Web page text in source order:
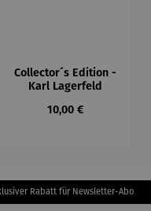
Collector´s Edition -
Karl Lagerfeld
Regulärer Preis:
10,00 €
Rabatt für Newsletter-Abo